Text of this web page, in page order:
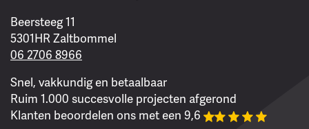
Beersteeg 11
5301HR Zaltbommel
06 2706 8966
Snel, vakkundig en betaalbaar
Ruim 1.000 succesvolle projecten afgerond
Klanten beoordelen ons met een 9,6